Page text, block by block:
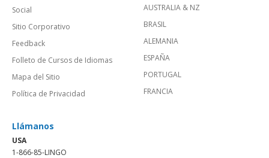
Social
Sitio Corporativo
Feedback
Folleto de Cursos de Idiomas
Mapa del Sitio
Política de Privacidad
AUSTRALIA & NZ
BRASIL
ALEMANIA
ESPAÑA
PORTUGAL
FRANCIA
Llámanos
USA
1-866-85-LINGO